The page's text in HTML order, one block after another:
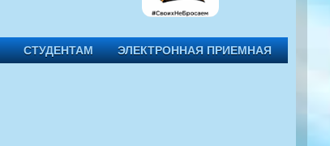
СТУДЕНТАМ ЭЛЕКТРОННАЯ ПРИЕМНАЯ